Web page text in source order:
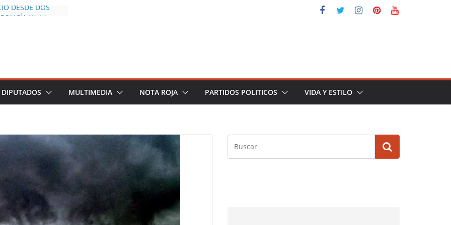
DESDE DOS
AL INFLUENCER
DURANTE
EN
A LAS
TERMINA
DE
PLAN
DIPUTADOS MULTIMEDIA NOTA ROJA PARTIDOS POLITICOS VIDA Y ESTILO